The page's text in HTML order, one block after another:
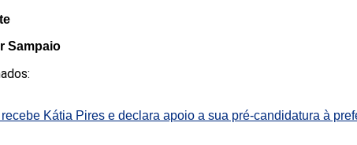
Sampaio
Kátia Pires e declara apoio a sua pré-candidatura à